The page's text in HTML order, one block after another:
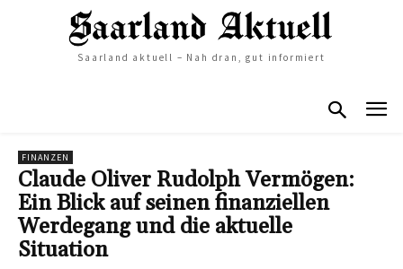
Saarland aktuell – Nah dran, gut informiert
FINANZEN
Claude Oliver Rudolph Vermögen:
Ein Blick auf seinen finanziellen
Werdegang und die aktuelle
Situation